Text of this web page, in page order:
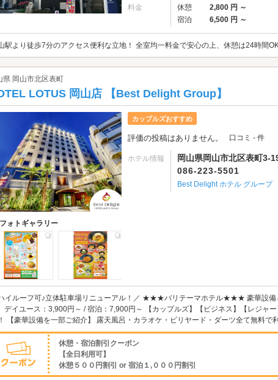
料金 休憩 2,800 円 ～
宿泊
6,500 円 ～
駅より徒歩7分のアクセス便利な立地！ 全室均一料金で安心の上、休憩は24時間
県 岡山市北区表町
LOTUS 岡山店 【Best Delight Group】
フォトギャラリー
カップルズおすすめ
評価の投稿はありません。 口コミ - 件
ホテル情報
岡山県岡山市北区表町3-
086-223-5501
Best Delight ホテル グループ
イルーフ可♪立体駐車場リニューアル！／ ★★★バリテーマホテル★★★ 豪華設備
デイユース：3,900円～ / 宿泊：7,900円～ 【カップルズ】【ビジネス】【レジャ
【豪華設備を一部ご紹介】 露天風呂・カラオケ・ビリヤード・ダーツ全て無料で
休憩・宿泊割引クーポン
【全日利用可】
休憩５００円割引 or 宿泊１,０００円割引